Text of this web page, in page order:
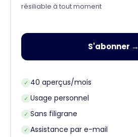
résiliable à tout moment
S'abonner →
✓ 40 aperçus/mois
✓ Usage personnel
✓ Sans filigrane
✓ Assistance par e-mail